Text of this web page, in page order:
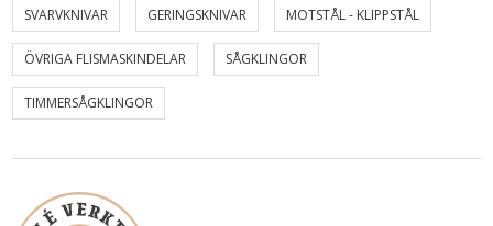
SVARVKNIVAR GERINGSKNIVAR MOTSTÅL - KLIPPSTÅL
ÖVRIGA FLISMASKINDELAR SÅGKLINGOR
TIMMERSÅGKLINGOR